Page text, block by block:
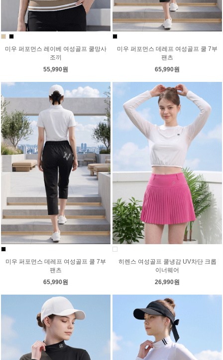
미우 퍼포먼스 레이베 여성골프 쿨망사
조끼
55,990원
미우 퍼포먼스 데레프 여성골프 쿨 7부
팬츠
65,990원
미우 퍼포먼스 데레프 여성골프 쿨 7부
팬츠
65,990원
히렌스 여성골프 쿨냉감 UV차단 크롭
이너웨어
26,990원